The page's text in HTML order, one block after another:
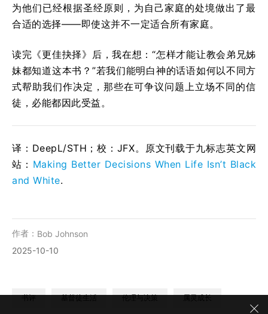
为他们已经根据圣经原则，为自己家庭的处境做出了最
合适的选择——即使这并不一定适合所有家庭。
读完《更佳抉择》后，我在想：“怎样才能让教会弟兄姊
妹都知道这本书？”若我们能明白神的话语如何以不同方
式帮助我们作决定，那些在可争议问题上立场不同的信
徒，必能都因此受益。
译：DeepL/STH；校： JFX。原文刊载于九标志英文网
站： Making Better Decisions When Life Isn’t Black
and White.
作者： Bob Johnson
2025-10-10
书评 基督徒生活 伦理与决策 属灵成长